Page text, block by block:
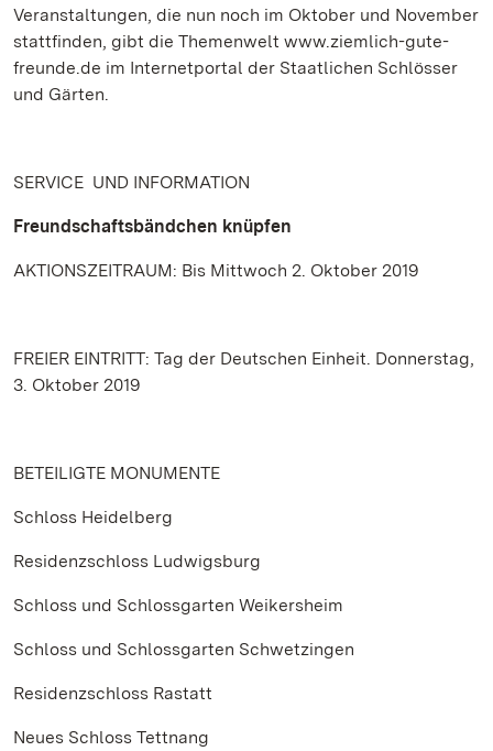
Veranstaltungen, die nun noch im Oktober und November
stattfinden, gibt die Themenwelt www.ziemlich-gute-
freunde.de im Internetportal der Staatlichen Schlösser
und Gärten.
SERVICE UND INFORMATION
Freundschaftsbändchen knüpfen
AKTIONSZEITRAUM: Bis Mittwoch 2. Oktober 2019
FREIER EINTRITT: Tag der Deutschen Einheit. Donnerstag,
3. Oktober 2019
BETEILIGTE MONUMENTE
Schloss Heidelberg
Residenzschloss Ludwigsburg
Schloss und Schlossgarten Weikersheim
Schloss und Schlossgarten Schwetzingen
Residenzschloss Rastatt
Neues Schloss Tettnang